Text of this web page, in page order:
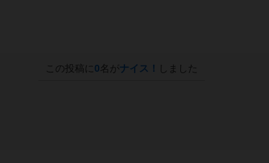
この投稿に 0名がナイス！ しました